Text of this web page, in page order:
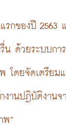
รกของปี 2563
ด้วยระบบกา
โดยจัดเตรียม
งานปฏิบัติงาน
พ”